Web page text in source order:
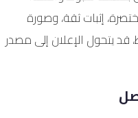
إثبات ثقة، وصورة
قد يتحول الإعلان إلى مصدر